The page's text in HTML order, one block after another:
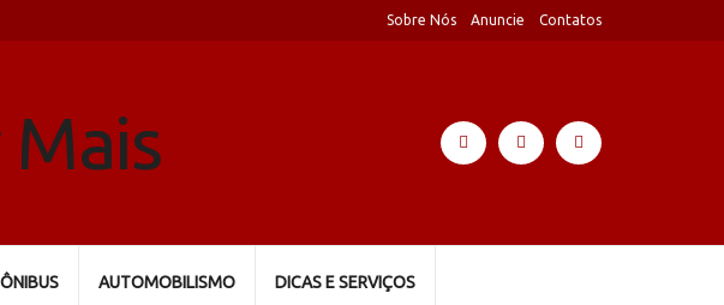
Sobre Nós Anuncie Contatos
ÔNIBUS AUTOMOBILISMO DICAS E SERVIÇOS